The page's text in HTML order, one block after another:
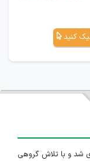
کنید
در تاریخ ۱۳۹۱/۱/۱۰ راه اندازی شد و با تلاش گروهی